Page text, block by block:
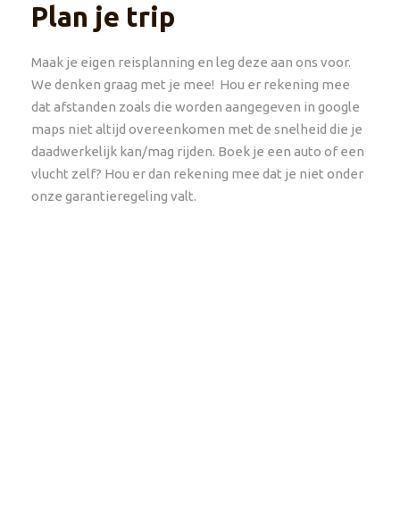
Plan je trip
Maak je eigen reisplanning en leg deze aan ons voor.
We denken graag met je mee! Hou er rekening mee
dat afstanden zoals die worden aangegeven in google
maps niet altijd overeenkomen met de snelheid die je
daadwerkelijk kan/mag rijden. Boek je een auto of een
vlucht zelf? Hou er dan rekening mee dat je niet onder
onze garantieregeling valt.